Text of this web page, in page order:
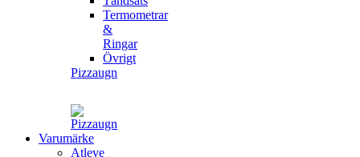
Termometrar
&
Ringar
Övrigt
Pizzaugn
Varumärke
Atleve